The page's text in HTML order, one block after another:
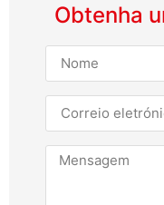
Obtenha